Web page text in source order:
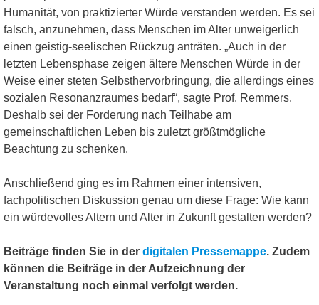
Humanität, von praktizierter Würde verstanden werden. Es sei
falsch, anzunehmen, dass Menschen im Alter unweigerlich
einen geistig-seelischen Rückzug anträten. „Auch in der
letzten Lebensphase zeigen ältere Menschen Würde in der
Weise einer steten Selbsthervorbringung, die allerdings eines
sozialen Resonanzraumes bedarf“, sagte Prof. Remmers.
Deshalb sei der Forderung nach Teilhabe am
gemeinschaftlichen Leben bis zuletzt größtmögliche
Beachtung zu schenken.
Anschließend ging es im Rahmen einer intensiven,
fachpolitischen Diskussion genau um diese Frage: Wie kann
ein würdevolles Altern und Alter in Zukunft gestalten werden?
Beiträge finden Sie in der digitalen Pressemappe. Zudem
können die Beiträge in der Aufzeichnung der
Veranstaltung noch einmal verfolgt werden.